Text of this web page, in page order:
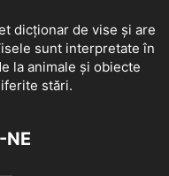
dicționar de vise și are
sunt interpretate în
la animale și obiecte
stări.
NE